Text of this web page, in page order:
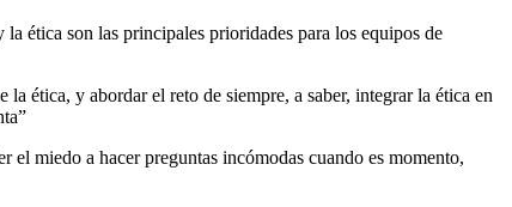
ética son las principales prioridades para los equipos de
ética, y abordar el reto de siempre, a saber, integrar la ética en
el miedo a hacer preguntas incómodas cuando es momento,